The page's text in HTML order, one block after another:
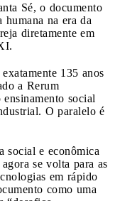
Sé, o documento
humana na era da
diretamente em
135 anos
a Rerum
social
O paralelo é
social e econômica
se volta para as
em rápido
como uma